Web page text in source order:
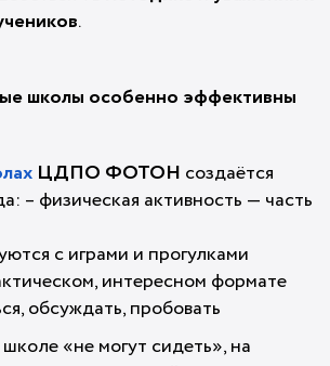
.
школы особенно эффективны
ЦДПО ФОТОН создаётся
– физическая активность — часть
с играми и прогулками
интересном формате
обсуждать, пробовать
«не могут сидеть», на